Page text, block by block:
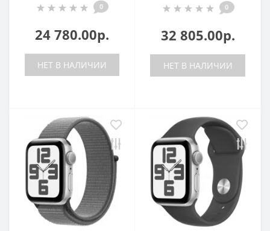
0
24 780.00р.
НЕТ В НАЛИЧИИ
0
32 805.00р.
НЕТ В НАЛИЧИИ